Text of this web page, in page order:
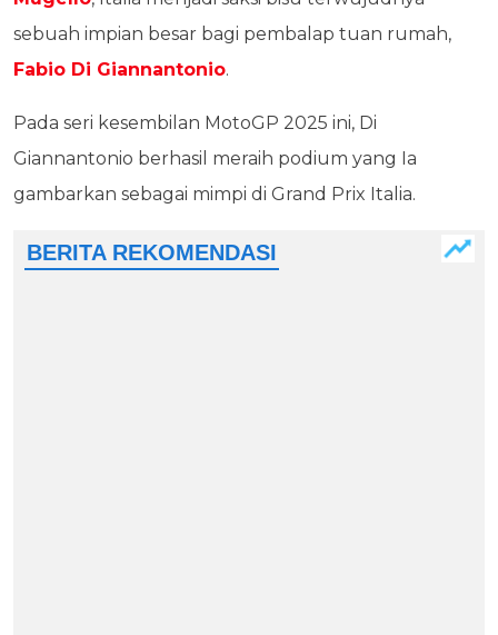
sebuah impian besar bagi pembalap tuan rumah,
Fabio Di Giannantonio.
Pada seri kesembilan MotoGP 2025 ini, Di
Giannantonio berhasil meraih podium yang Ia
gambarkan sebagai mimpi di Grand Prix Italia.